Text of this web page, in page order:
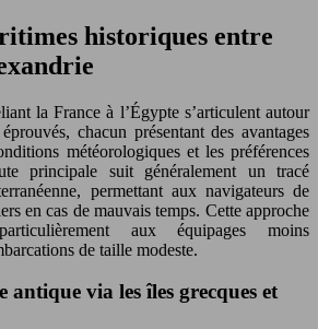
historiques entre
la France à l’Égypte s’articulent autour
chacun présentant des avantages
météorologiques et les préférences
principale suit généralement un tracé
permettant aux navigateurs de
en cas de mauvais temps. Cette approche
aux équipages moins
de taille modeste.
antique via les îles grecques et